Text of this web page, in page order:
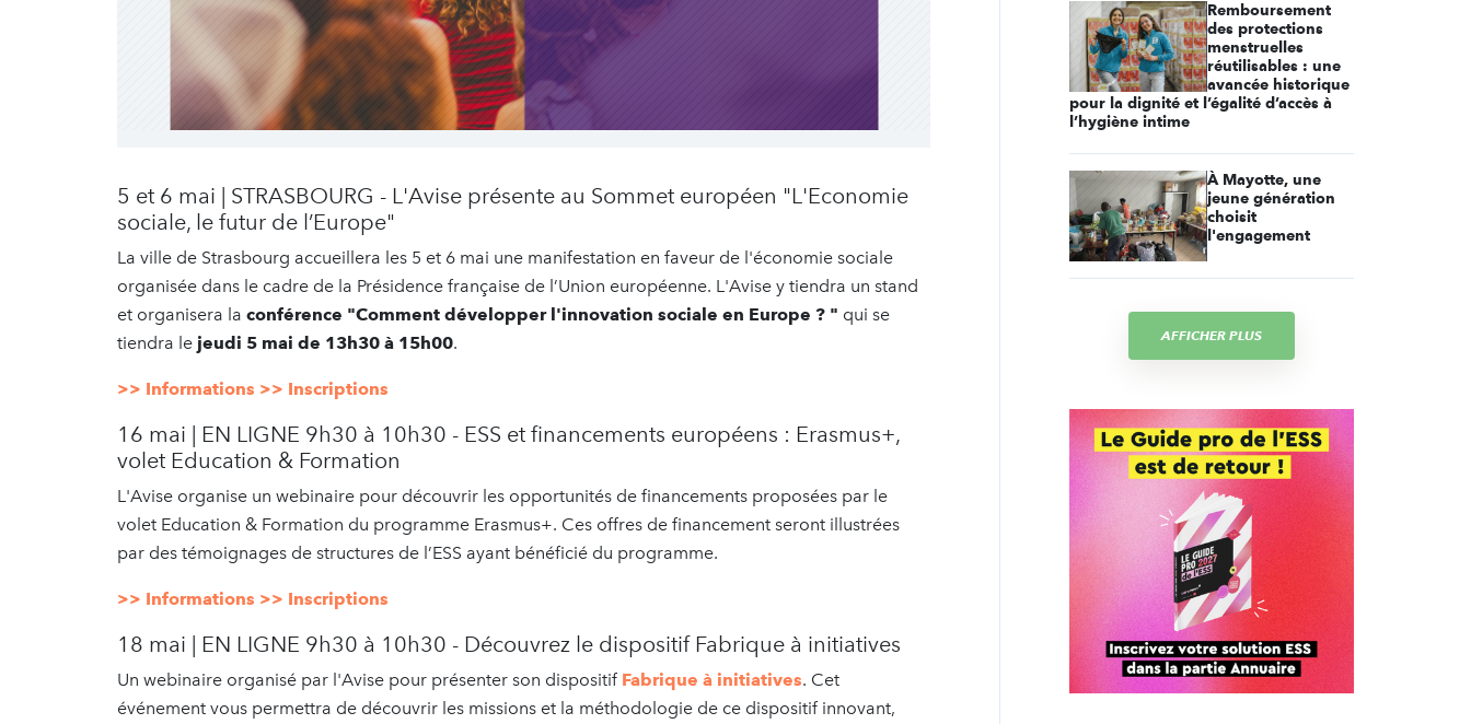
5 et 6 mai | STRASBOURG - L'Avise présente au Sommet européen "L'Economie
sociale, le futur de l’Europe"
La ville de Strasbourg accueillera les 5 et 6 mai une manifestation en faveur de l'économie sociale
organisée dans le cadre de la Présidence française de l’Union européenne. L'Avise y tiendra un stand
et organisera la conférence "Comment développer l'innovation sociale en Europe ? " qui se
tiendra le jeudi 5 mai de 13h30 à 15h00.
>> Informations >> Inscriptions
16 mai | EN LIGNE 9h30 à 10h30 - ESS et financements européens : Erasmus+,
volet Education & Formation
L'Avise organise un webinaire pour découvrir les opportunités de financements proposées par le
volet Education & Formation du programme Erasmus+. Ces offres de financement seront illustrées
par des témoignages de structures de l’ESS ayant bénéficié du programme.
>> Informations >> Inscriptions
18 mai | EN LIGNE 9h30 à 10h30 - Découvrez le dispositif Fabrique à initiatives
Un webinaire organisé par l'Avise pour présenter son dispositif Fabrique à initiatives. Cet
événement vous permettra de découvrir les missions et la méthodologie de ce dispositif innovant,
Remboursement
des protections
menstruelles
réutilisables : une
avancée historique
pour la dignité et l’égalité d’accès à
l’hygiène intime
À Mayotte, une
jeune génération
choisit
l'engagement
AFFICHER PLUS